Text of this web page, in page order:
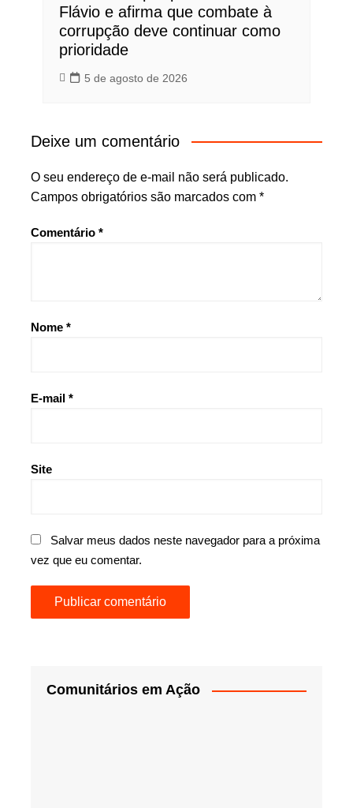
Flávio e afirma que combate à
corrupção deve continuar como
prioridade
5 de agosto de 2026
Deixe um comentário
O seu endereço de e-mail não será publicado.
Campos obrigatórios são marcados com *
Comentário *
Nome *
E-mail *
Site
Salvar meus dados neste navegador para a próxima
vez que eu comentar.
Comunitários em Ação